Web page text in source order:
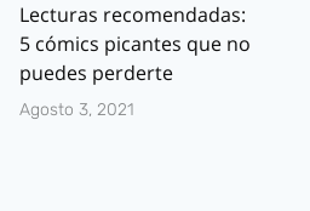
Lecturas recomendadas:
5 cómics picantes que no
puedes perderte
Agosto 3, 2021